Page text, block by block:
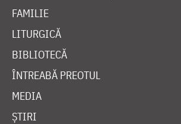
FAMILIE
LITURGICĂ
BIBLIOTECĂ
ÎNTREABĂ PREOTUL
MEDIA
ȘTIRI